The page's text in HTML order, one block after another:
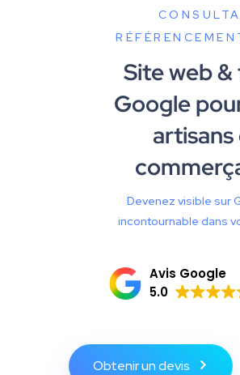
Site web
Google
Devenez visible sur
incontournable dans
Avis Google
5.0
Obtenir un devis